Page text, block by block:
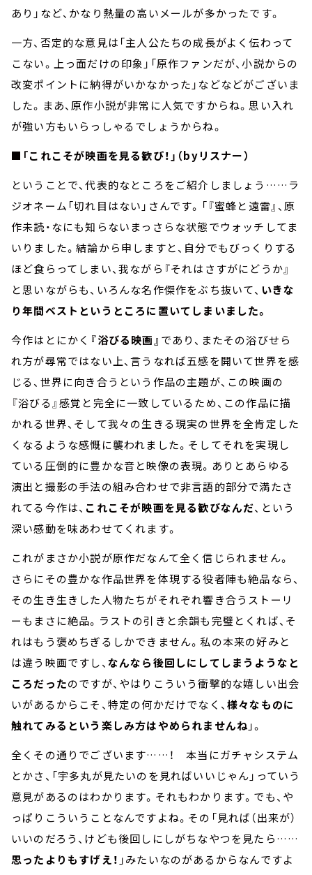
あり」など、かなり熱量の高いメールが多かったです。
一方、否定的な意見は「主人公たちの成長がよく伝わって
こない。上っ面だけの印象」「原作ファンだが、小説からの
改変ポイントに納得がいかなかった」などなどがございま
した。まあ、原作小説が非常に人気ですからね。思い入れ
が強い方もいらっしゃるでしょうからね。
■ 「これこそが映画を見る歓び！」（byリスナー）
ということで、代表的なところをご紹介しましょう …… ラ
ジオネーム「切れ目はない」さんです。「『蜜蜂と遠雷』、原
作未読・なにも知らないまっさらな状態でウォッチしてま
いりました。結論から申しますと、自分でもびっくりする
ほど食らってしまい、我ながら『それはさすがにどうか』
と思いながらも、いろんな名作傑作をぶち抜いて、 いきな
り年間ベストというところに置いてしまいました。
今作はとにかく 『浴びる映画』 であり、またその浴びせら
れ方が尋常ではない上、言うなれば五感を開いて世界を感
じる、世界に向き合うという作品の主題が、この映画の
『浴びる』感覚と完全に一致しているため、この作品に描
かれる世界、そして我々の生きる現実の世界を全肯定した
くなるような感慨に襲われました。そしてそれを実現し
ている圧倒的に豊かな音と映像の表現。ありとあらゆる
演出と撮影の手法の組み合わせで非言語的部分で満たさ
れてる今作は、 これこそが映画を見る歓びなんだ、という
深い感動を味あわせてくれます。
これがまさか小説が原作だなんて全く信じられません。
さらにその豊かな作品世界を体現する役者陣も絶品なら、
その生き生きした人物たちがそれぞれ響き合うストーリ
ーもまさに絶品。ラストの引きと余韻も完璧とくれば、そ
れはもう褒めちぎるしかできません。私の本来の好みと
は違う映画ですし、 なんなら後回しにしてしまうようなと
ころだったのですが、やはりこういう衝撃的な嬉しい出会
いがあるからこそ、特定の何かだけでなく、 様々なものに
触れてみるという楽しみ方はやめられませんね 」。
全くその通りでございます…… ！ 本当にガチャシステム
とかさ、「宇多丸が見たいのを見ればいいじゃん」っていう
意見があるのはわかります。それもわかります。でも、や
っぱりこういうことなんですよね。その「見れば（出来が）
いいのだろう、けども後回しにしがちなやつを見たら……
思ったよりもすげえ！ 」みたいなのがあるからなんですよ